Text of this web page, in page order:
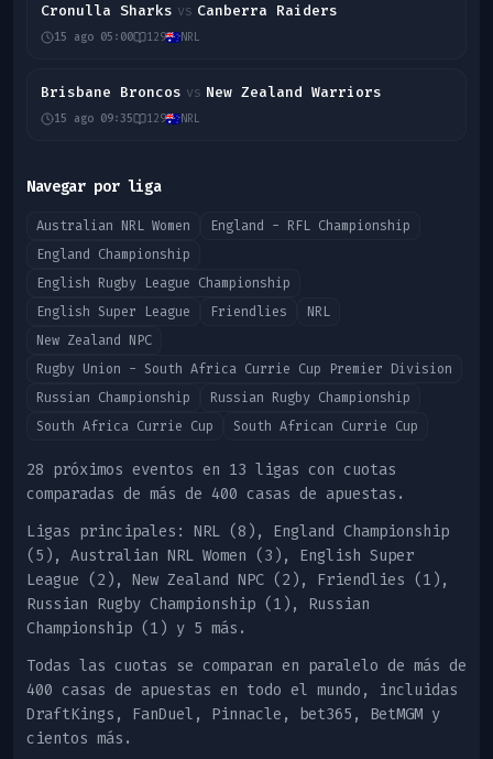
Cronulla Sharks vs Canberra Raiders
15 ago 05:00 129 NRL
Brisbane Broncos vs New Zealand Warriors
15 ago 09:35 129 NRL
Navegar por liga
Australian NRL Women
England - RFL Championship
England Championship
English Rugby League Championship
English Super League
Friendlies
NRL
New Zealand NPC
Rugby Union - South Africa Currie Cup Premier Division
Russian Championship
Russian Rugby Championship
South Africa Currie Cup
South African Currie Cup
28 próximos eventos en 13 ligas con cuotas
comparadas de más de 400 casas de apuestas.
Ligas principales : NRL (8), England Championship
(5), Australian NRL Women (3), English Super
League (2), New Zealand NPC (2), Friendlies (1),
Russian Rugby Championship (1), Russian
Championship (1) y 5 más .
Todas las cuotas se comparan en paralelo de más de
400 casas de apuestas en todo el mundo, incluidas
DraftKings, FanDuel, Pinnacle, bet365, BetMGM y
cientos más.